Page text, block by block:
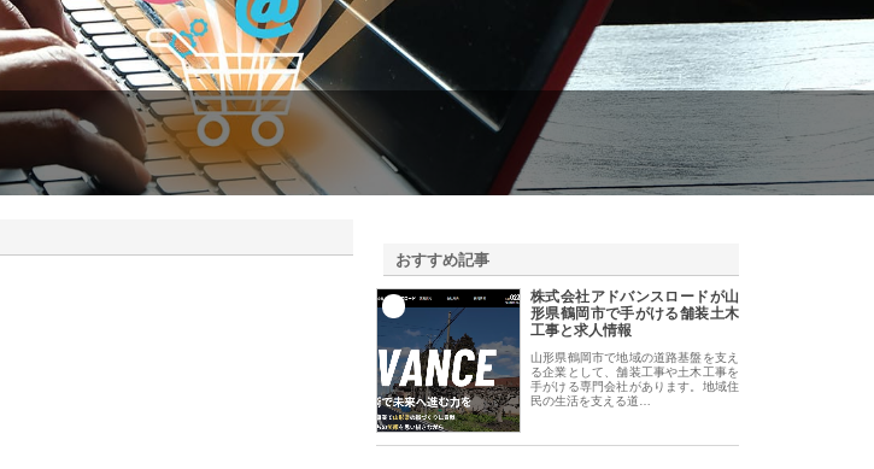
おすすめ記事
株式会社アドバンスロードが山
形県鶴岡市で手がける舗装土木
工事と求人情報
山形県鶴岡市で地域の道路基盤を支え
る企業として、舗装工事や土木工事を
手がける専門会社があります。地域住
民の生活を支える道…